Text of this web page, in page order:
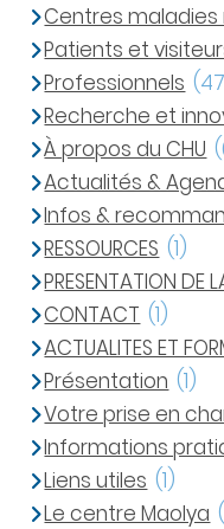
Centres
Patients et
Professionnels
Recherche et
À propos du CHU
Actualités &
Infos &
RESSOURCES (1)
PRESENTATION DE
CONTACT (1)
ACTUALITES ET
Présentation (1)
Votre prise en
Informations
Liens utiles (1)
Le centre Maolya